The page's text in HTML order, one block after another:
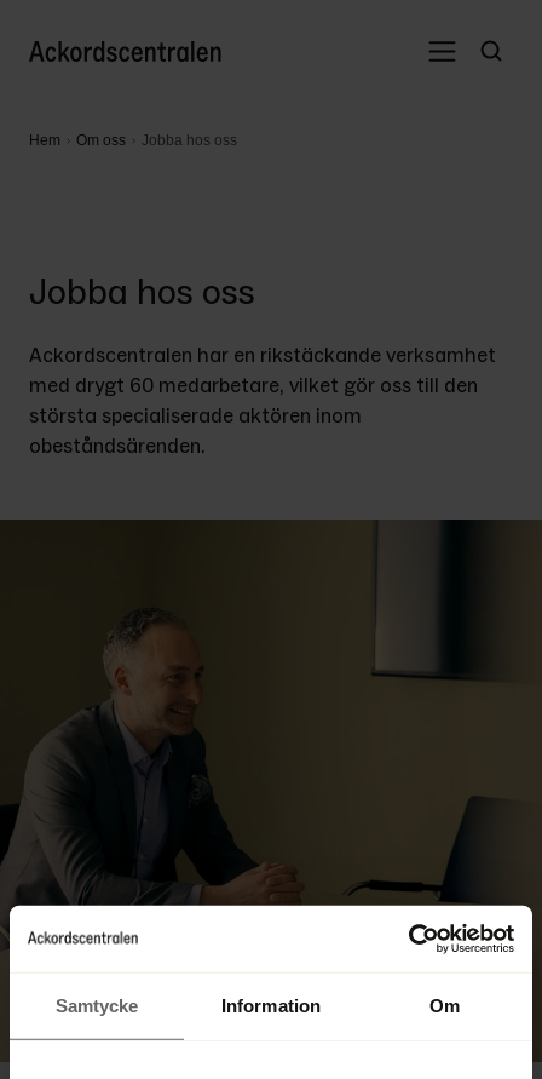
Samtycke Information Om
Hem Om oss Jobba hos oss
Jobba hos oss
Ackordscentralen har en rikstäckande verksamhet
med drygt 60 medarbetare, vilket gör oss till den
största specialiserade aktören inom
obeståndsärenden.